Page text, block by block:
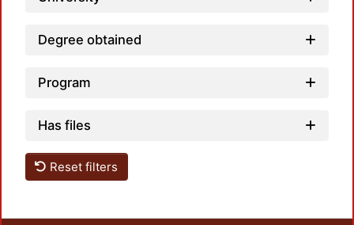
Degree obtained
Program
Has files
Reset filters